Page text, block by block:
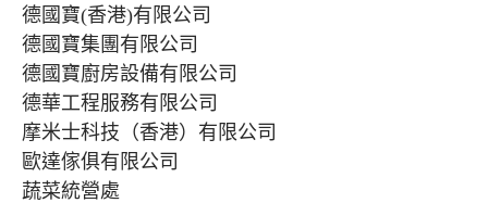
德國寶(香港)有限公司
德國寶集團有限公司
德國寶廚房設備有限公司
德華工程服務有限公司
摩米士科技（香港）有限公司
歐達傢俱有限公司
蔬菜統營處